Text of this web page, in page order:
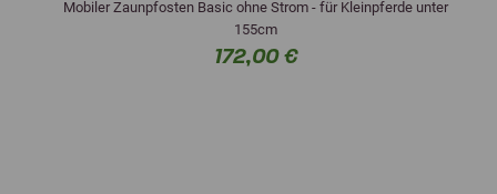
Mobiler Zaunpfosten Basic ohne Strom - für Kleinpferde unter
155cm
172,00 €